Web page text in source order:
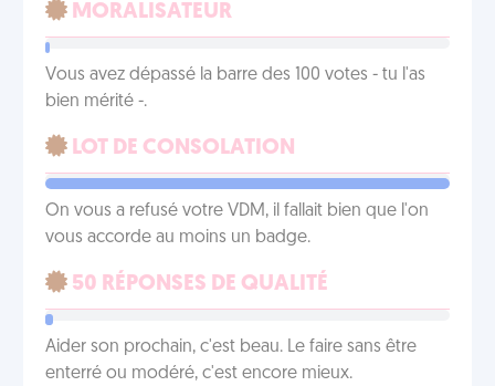
MORALISATEUR
Vous avez dépassé la barre des 100 votes - tu l'as
bien mérité -.
LOT DE CONSOLATION
On vous a refusé votre VDM, il fallait bien que l'on
vous accorde au moins un badge.
50 RÉPONSES DE QUALITÉ
Aider son prochain, c'est beau. Le faire sans être
enterré ou modéré, c'est encore mieux.